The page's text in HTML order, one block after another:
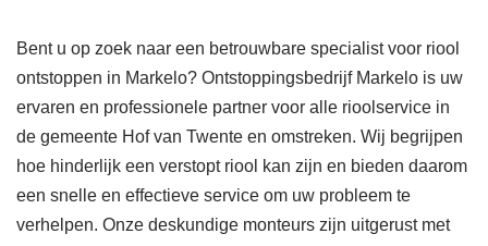
Bent u op zoek naar een betrouwbare specialist voor riool
ontstoppen in Markelo? Ontstoppingsbedrijf Markelo is uw
ervaren en professionele partner voor alle rioolservice in
de gemeente Hof van Twente en omstreken. Wij begrijpen
hoe hinderlijk een verstopt riool kan zijn en bieden daarom
een snelle en effectieve service om uw probleem te
verhelpen. Onze deskundige monteurs zijn uitgerust met